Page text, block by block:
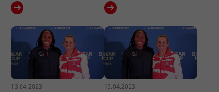
13.04.2023 13.04.2023